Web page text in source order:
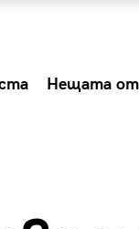
Нещата